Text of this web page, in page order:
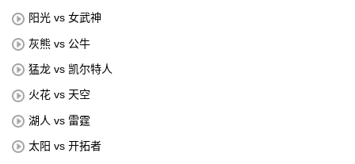
阳光 vs 女武神
灰熊 vs 公牛
猛龙 vs 凯尔特人
火花 vs 天空
湖人 vs 雷霆
太阳 vs 开拓者